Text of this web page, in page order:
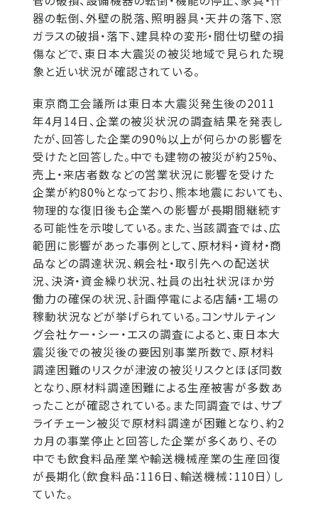
器の転倒、外壁の脱落、照明器具・天井の落下、窓
ガラスの破損・落下、建具枠の変形・間仕切壁の損
傷などで、東日本大震災の被災地域で見られた現
象と近い状況が確認されている。
東京商工会議所は東日本大震災発生後の2011
年4月14日、企業の被災状況の調査結果を発表し
たが、回答した企業の90%以上が何らかの影響を
受けたと回答した。中でも建物の被災が約25%、
売上・来店者数などの営業状況に影響を受けた
企業が約80%となっており、熊本地震においても、
物理的な復旧後も企業への影響が長期間継続す
る可能性を示唆している。また、当該調査では、広
範囲に影響があった事例として、原材料・資材・商
品などの調達状況、親会社・取引先への配送状
況、決済・資金繰り状況、社員の出社状況ほか労
働力の確保の状況、計画停電による店舗・工場の
稼動状況などが挙げられている。コンサルティン
グ会社ケー・シー・エスの調査によると、東日本大
震災後での被災後の要因別事業所数で、原材料
調達困難のリスクが津波の被災リスクとほぼ同数
となり、原材料調達困難による生産被害が多数あ
ったことが確認されている。また同調査では、サプ
ライチェーン被災で原材料調達が困難となり、約2
カ月の事業停止と回答した企業が多くあり、その
中でも飲食料品産業や輸送機械産業の生産回復
が長期化（飲食料品：116日、輸送機械：110日）し
ていた。